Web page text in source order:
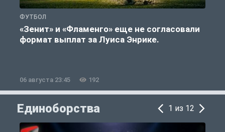
ФУТБОЛ
«Зенит» и «Фламенго» еще не согласовали
формат выплат за Луиса Энрике.
06 августа 23:45 192
Единоборства 1 из 12